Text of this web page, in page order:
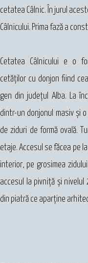
cetatea Câlnic. În jurul
Câlnicului. Prima fază a
Cetatea Câlnicului e o
cetăţilor cu donjon fiind
gen din judeţul Alba. La
dintr-un donjonul masiv şi
de ziduri de formă ovală.
etaje. Accesul se făcea pe
interior, pe grosimea
accesul la pivniţă şi
din piatră ce aparţine